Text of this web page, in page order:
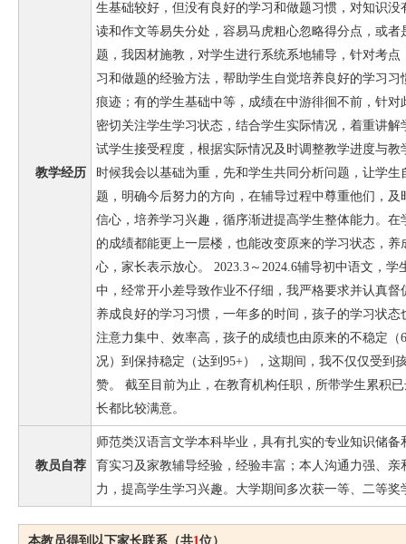
教学经历
生基础较好，但没有良好的学习和做题习惯，对知识
读和作文等易失分处，容易马虎粗心忽略得分点，或
题，我因材施教，对学生进行系统系地辅导，针对考
习和做题的经验方法，帮助学生自觉培养良好的学习
痕迹；有的学生基础中等，成绩在中游徘徊不前，针
密切关注学生学习状态，结合学生实际情况，着重讲
试学生接受程度，根据实际情况及时调整教学进度与
时候我会以基础为重，先和学生共同分析问题，让学
题，明确今后努力的方向，在辅导过程中尊重他们，
信心，培养学习兴趣，循序渐进提高学生整体能力。
的成绩都能更上一层楼，也能改变原来的学习状态，
心，家长表示放心。 2023.3～2024.6辅导初中语文，
中，经常开小差导致作业不仔细，我严格要求并认真
养成良好的学习习惯，一年多的时间，孩子的学习状
注意力集中、效率高，孩子的成绩也由原来的不稳定（
况）到保持稳定（达到95+），这期间，我不仅仅受到
赞。 截至目前为止，在教育机构任职，所带学生累积
长都比较满意。
教员自荐
师范类汉语言文学本科毕业，具有扎实的专业知识储
育实习及家教辅导经验，经验丰富；本人沟通力强、
力，提高学生学习兴趣。大学期间多次获一等、二等奖
本教员得到以下家长联系（共1 位）